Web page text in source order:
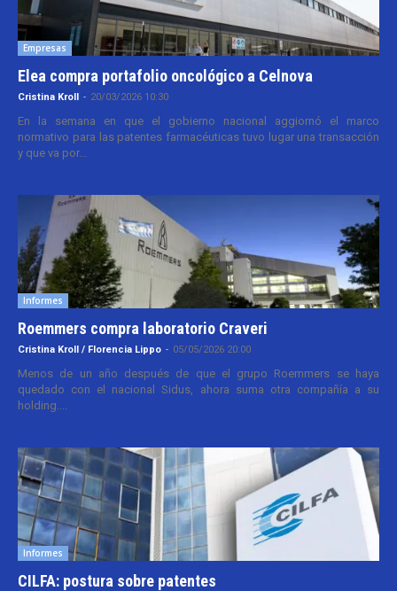
Empresas
Elea compra portafolio oncológico a Celnova
Cristina Kroll - 20/03/2026 10:30
En la semana en que el gobierno nacional aggiornó el marco
normativo para las patentes farmacéuticas tuvo lugar una transacción
y que va por...
Informes
Roemmers compra laboratorio Craveri
Cristina Kroll / Florencia Lippo - 05/05/2026 20:00
Menos de un año después de que el grupo Roemmers se haya
quedado con el nacional Sidus, ahora suma otra compañía a su
holding....
Informes
CILFA: postura sobre patentes